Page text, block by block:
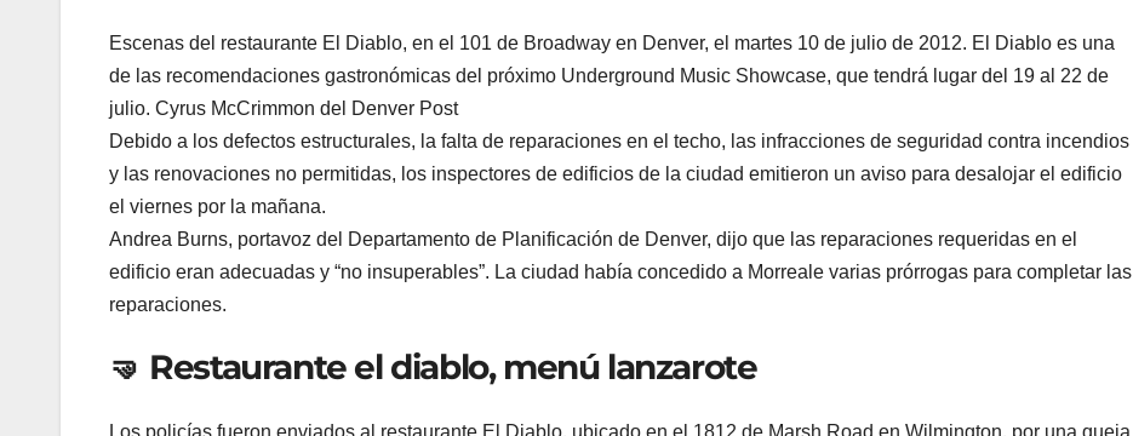
Escenas del restaurante El Diablo, en el 101 de Broadway en Denver, el martes 10 de julio de 2012. El Diablo es una
de las recomendaciones gastronómicas del próximo Underground Music Showcase, que tendrá lugar del 19 al 22 de
julio. Cyrus McCrimmon del Denver Post
Debido a los defectos estructurales, la falta de reparaciones en el techo, las infracciones de seguridad contra incendios
y las renovaciones no permitidas, los inspectores de edificios de la ciudad emitieron un aviso para desalojar el edificio
el viernes por la mañana.
Andrea Burns, portavoz del Departamento de Planificación de Denver, dijo que las reparaciones requeridas en el
edificio eran adecuadas y “no insuperables”. La ciudad había concedido a Morreale varias prórrogas para completar las
reparaciones.
🤜 Restaurante el diablo, menú lanzarote